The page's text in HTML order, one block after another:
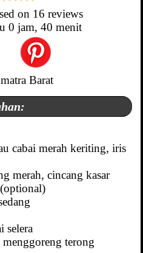
on 16 reviews
0 jam, 40 menit
Barat
cabai merah keriting, iris
merah, cincang kasar
selera
terong